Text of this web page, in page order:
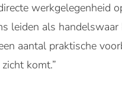
werkgelegenheid
leiden als
aantal praktische
komt.”